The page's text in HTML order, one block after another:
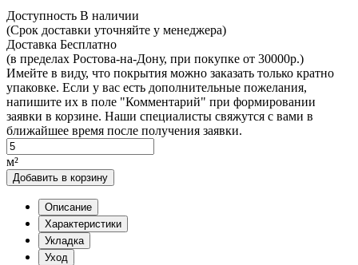
Доcтупность В наличии
(Срок доставки уточняйте у менеджера)
Доставка Бесплатно
(в пределах Ростова-на-Дону, при покупке от 30000р.)
Имейте в виду, что покрытия можно заказать только кратно
упаковке. Если у вас есть дополнительные пожелания,
напишите их в поле "Комментарий" при формировании
заявки в корзине. Наши специалисты свяжутся с вами в
ближайшее время после получения заявки.
м²
Добавить в корзину
Описание
Характеристики
Укладка
Уход